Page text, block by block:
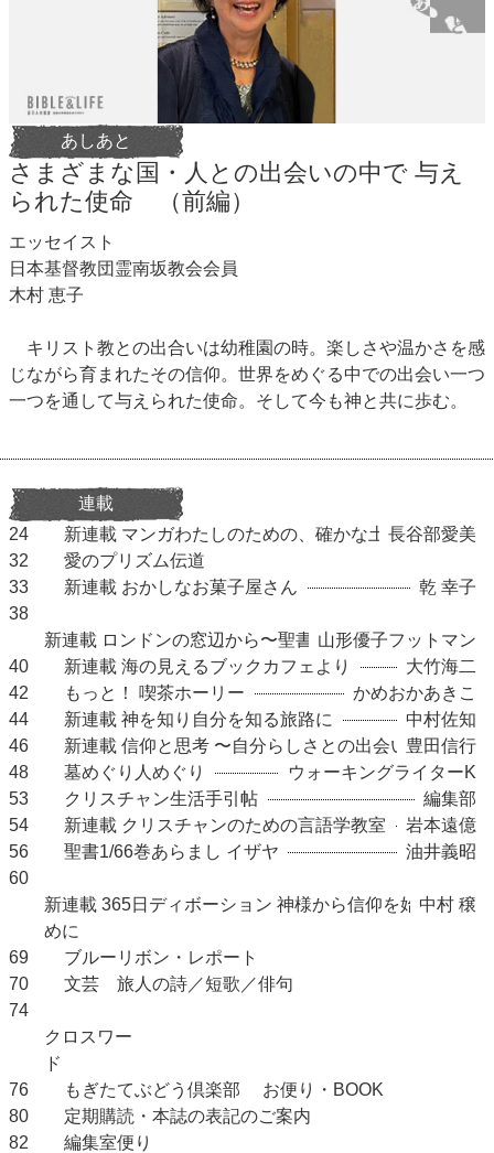
あしあと
さまざまな国・人との出会いの中で 与え
られた使命 （前編）
エッセイスト
日本基督教団霊南坂教会会員
木村 恵子
キリスト教との出合いは幼稚園の時。楽しさや温かさを感
じながら育まれたその信仰。世界をめぐる中での出会い一つ
一つを通して与えられた使命。そして今も神と共に歩む。
連載
24
新連載 マンガわたしのための、確かな土台長谷部愛美
32
愛のプリズム伝道
33
新連載 おかしなお菓子屋さん
乾 幸子
38
新連載 ロンドンの窓辺から〜聖書の息吹と女性たち〜
山形優子フットマン
40
新連載 海の見えるブックカフェより
大竹海二
42
もっと！ 喫茶ホーリー
かめおかあきこ
44
新連載 神を知り自分を知る旅路に
中村佐知
46
新連載 信仰と思考 〜自分らしさとの出会い2〜豊田信行
48
墓めぐり人めぐり
ウォーキングライターK
53
クリスチャン生活手引帖
編集部
54
新連載 クリスチャンのための言語学教室
岩本遠億
56
聖書1/66巻あらまし イザヤ
油井義昭
60
新連載 365日ディボーション 神様から信仰を始めるた
めに
中村 穣
69
ブルーリボン・レポート
70
文芸 旅人の詩／短歌／俳句
74
クロスワー
ド
76
もぎたてぶどう倶楽部 お便り・BOOK
80
定期購読・本誌の表記のご案内
82
編集室便り